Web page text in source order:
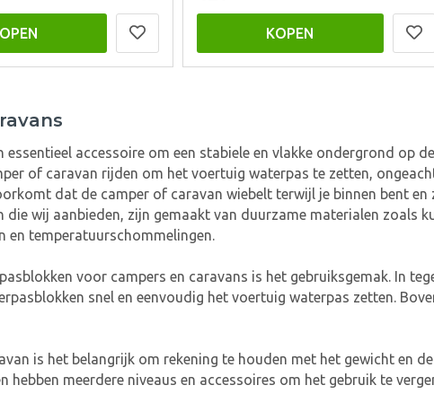
KOPEN
accessoire om een stabiele en vlakke ondergrond op
of caravan rijden om het voertuig waterpas te zetten,
dat de camper of caravan wiebelt terwijl je binnen bent
wij aanbieden, zijn gemaakt van duurzame materialen zoals
en temperatuurschommelingen.
voor campers en caravans is het gebruiksgemak. In
snel en eenvoudig het voertuig waterpas zetten.
is het belangrijk om rekening te houden met het gewicht en
meerdere niveaus en accessoires om het gebruik te